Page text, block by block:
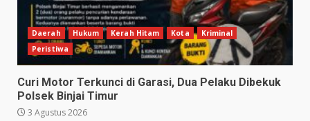
Daerah Hukum Kerah Hitam Kota
Kriminal
Peristiwa
Curi Motor Terkunci di Garasi, Dua Pelaku Dibekuk
Polsek Binjai Timur
3 Agustus 2026